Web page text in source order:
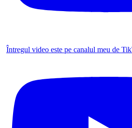
Întregul video este pe canalul meu de